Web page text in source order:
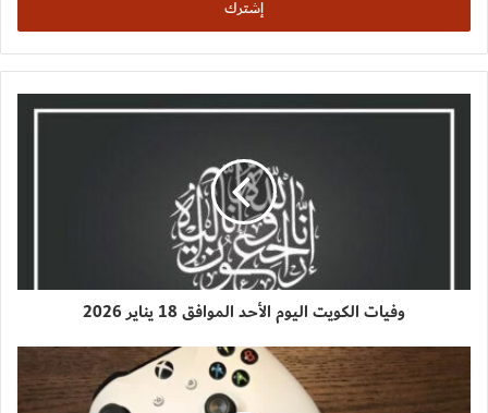
وفيات الكويت اليوم الأحد الموافق 18 يناير 2026